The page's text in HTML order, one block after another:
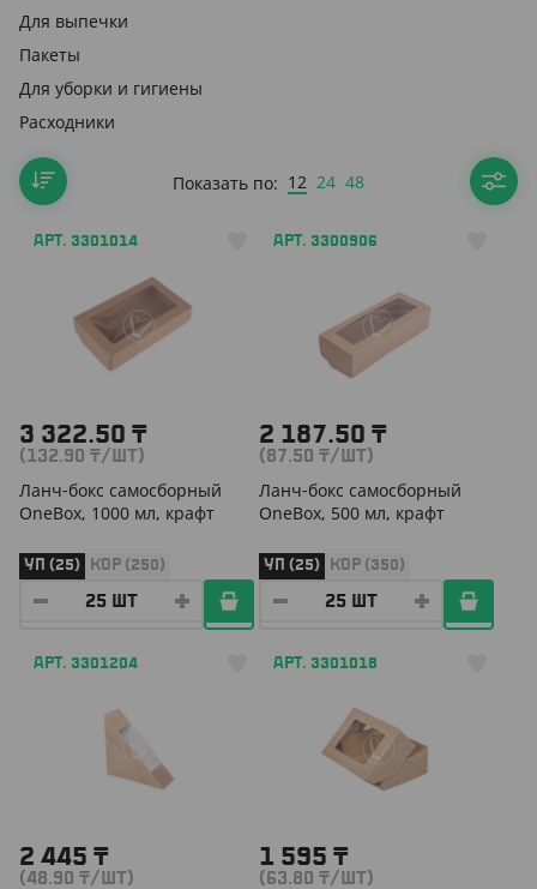
Для выпечки
Пакеты
Для уборки и гигиены
Расходники
Показать по: 12 24 48
АРТ. 3301014
3 322.50 ₸
(132.90 ₸/ШТ)
Ланч-бокс самосборный
OneBox, 1000 мл, крафт
УП (25) КОР (250)
АРТ. 3300906
2 187.50 ₸
(87.50 ₸/ШТ)
Ланч-бокс самосборный
OneBox, 500 мл, крафт
УП (25) КОР (350)
АРТ. 3301204
2 445 ₸
(48.90 ₸/ШТ)
АРТ. 3301018
1 595 ₸
(63.80 ₸/ШТ)